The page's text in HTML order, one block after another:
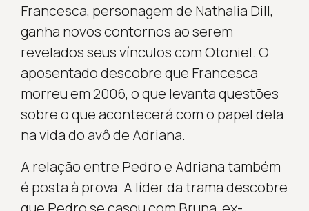
Francesca, personagem de Nathalia Dill,
ganha novos contornos ao serem
revelados seus vínculos com Otoniel. O
aposentado descobre que Francesca
morreu em 2006, o que levanta questões
sobre o que acontecerá com o papel dela
na vida do avô de Adriana.
A relação entre Pedro e Adriana também
é posta à prova. A líder da trama descobre